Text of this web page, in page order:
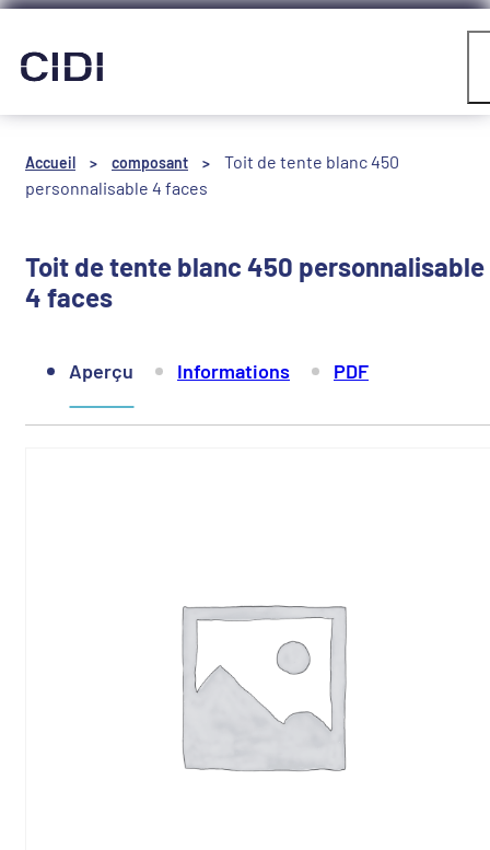
Panneau de gestion des cookies
Accueil > composant >
Toit de tente blanc 450
personnalisable 4 faces
Toit de tente blanc 450 personnalisable
4 faces
Aperçu Informations PDF